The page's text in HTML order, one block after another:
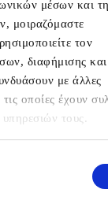
μέσων και
μοιραζόμαστε
τον
διαφήμισης και
με άλλες
οποίες έχουν
τους.
Affairs
Office / Media
&
& Crisis
Analytics
Marketing &